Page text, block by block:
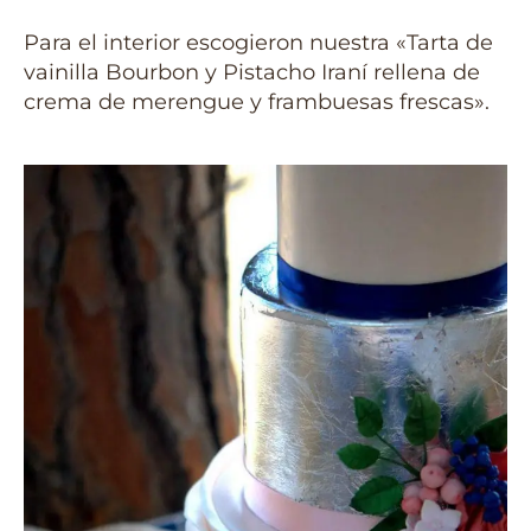
Para el interior escogieron nuestra «Tarta de
vainilla Bourbon y Pistacho Iraní rellena de
crema de merengue y frambuesas frescas».